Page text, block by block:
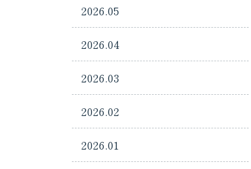
2026.05
2026.04
2026.03
2026.02
2026.01